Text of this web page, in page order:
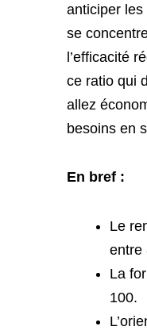
anticiper les
se
l’efficacité
ce ratio qui
allez
besoins en
En bref :
Le
entre
La
100.